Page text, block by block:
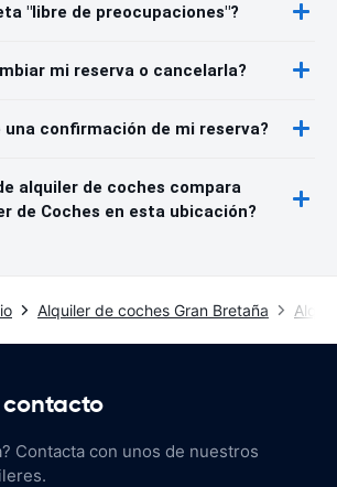
"libre de preocupaciones"?
mi reserva o cancelarla?
una confirmación de mi reserva?
alquiler de coches compara
de Coches en esta ubicación?
Alquiler de coches Gran Bretaña
Contacta con unos de nuestros